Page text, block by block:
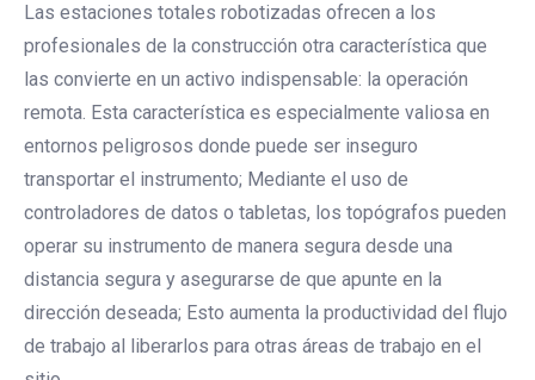
Las estaciones totales robotizadas ofrecen a los
profesionales de la construcción otra característica que
las convierte en un activo indispensable: la operación
remota. Esta característica es especialmente valiosa en
entornos peligrosos donde puede ser inseguro
transportar el instrumento; Mediante el uso de
controladores de datos o tabletas, los topógrafos pueden
operar su instrumento de manera segura desde una
distancia segura y asegurarse de que apunte en la
dirección deseada; Esto aumenta la productividad del flujo
de trabajo al liberarlos para otras áreas de trabajo en el